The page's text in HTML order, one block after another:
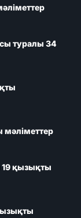
туралы 34
мәліметтер
19 қызықты